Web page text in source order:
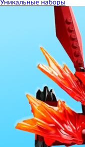
Уникальные наборы